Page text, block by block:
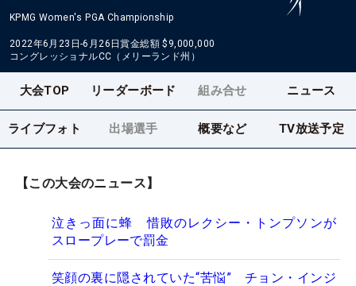
KPMG Women's PGA Championship
2022年6月23日-6月26日賞金総額 $9,000,000
コングレッショナルCC（メリーランド州）
大会TOP リーダーボード 組み合せ ニュース
ライブフォト 出場選手 概要など TV放送予定
【この大会のニュース】
泣きっ面に蜂 惜敗のレクシー・トンプソンが
スロープレーで罰金
笑顔の裏に隠されていた“苦悩” チョン・インジ